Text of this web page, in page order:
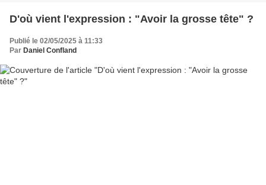
D'où vient l'expression : "Avoir la grosse tête" ?
Publié le 02/05/2025 à 11:33
Par Daniel Confland